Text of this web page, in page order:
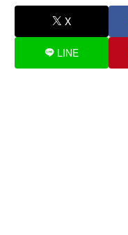
X
LINE